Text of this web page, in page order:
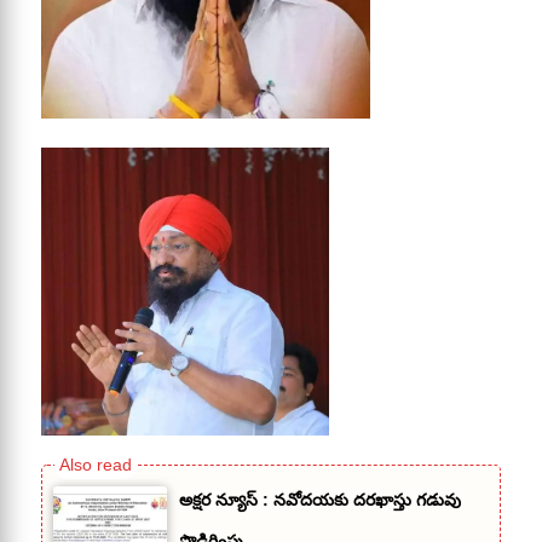
అక్షర న్యూస్ : నవోదయకు దరఖాస్తు గడువు